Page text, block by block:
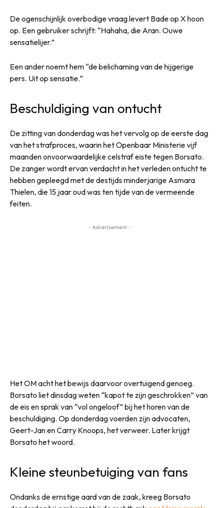
De ogenschijnlijk overbodige vraag levert Bade op X hoon
op. Een gebruiker schrijft: “Hahaha, die Aran. Ouwe
sensatielijer.”
Een ander noemt hem “de belichaming van de hijgerige
pers. Uit op sensatie.”
Beschuldiging van ontucht
De zitting van donderdag was het vervolg op de eerste dag
van het strafproces, waarin het Openbaar Ministerie vijf
maanden onvoorwaardelijke celstraf eiste tegen Borsato.
De zanger wordt ervan verdacht in het verleden ontucht te
hebben gepleegd met de destijds minderjarige Asmara
Thielen, die 15 jaar oud was ten tijde van de vermeende
feiten.
- Advertisement -
Het OM acht het bewijs daarvoor overtuigend genoeg.
Borsato liet dinsdag weten “kapot te zijn geschrokken” van
de eis en sprak van “vol ongeloof” bij het horen van de
beschuldiging. Op donderdag voerden zijn advocaten,
Geert-Jan en Carry Knoops, het verweer. Later krijgt
Borsato het woord.
Kleine steunbetuiging van fans
Ondanks de ernstige aard van de zaak, kreeg Borsato